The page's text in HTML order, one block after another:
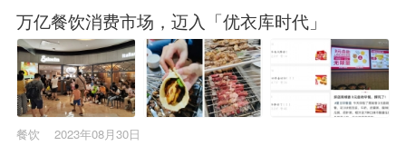
万亿餐饮消费市场，迈入「优衣库时代」
餐饮 2023年08月30日